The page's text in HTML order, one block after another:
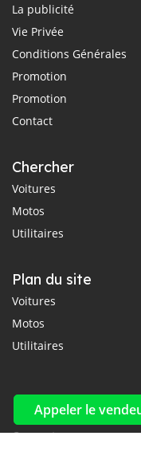
Appeler le
La publicité
Vie Privée
Conditions Générales
Promotion
Promotion
Contact
Chercher
Voitures
Motos
Utilitaires
Plan du site
Voitures
Motos
Utilitaires
Réseaux sociaux
Connectez-vous avec